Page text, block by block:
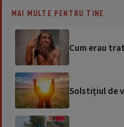
MAI MULTE PENTRU TINE
Cum erau
Solstițiul de